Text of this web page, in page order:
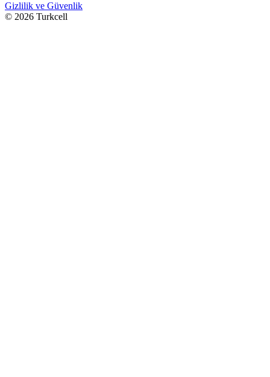
Gizlilik ve Güvenlik
© 2026 Turkcell